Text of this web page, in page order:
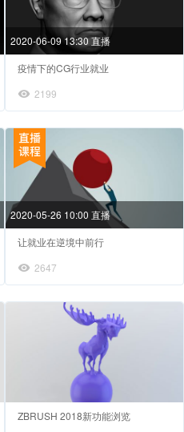
2020-06-09 13:30 直播
疫情下的CG行业就业
2199
2020-05-26 10:00 直播
让就业在逆境中前行
2647
ZBRUSH 2018新功能浏览